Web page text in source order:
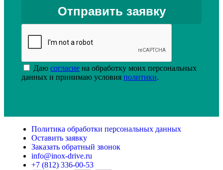
Даю согласие на обработку моих персональных
данных и принимаю условия политики.
Политика обработки персональных данных
Оставить заявку
Заказать обратный звонок
info@inox-drive.ru
+7 (812) 336-00-53